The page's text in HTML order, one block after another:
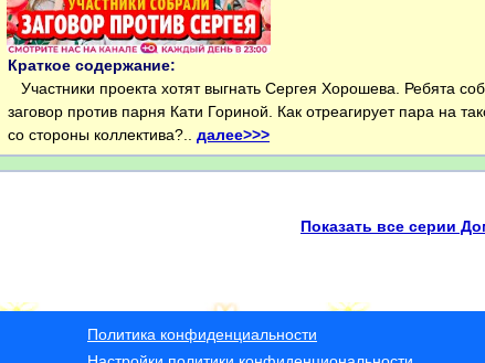
Краткое содержание:
Участники проекта хотят выгнать Сергея Хорошева. Ребята
заговор против парня Кати Гориной. Как отреагирует пара на
со стороны коллектива?.. далее>>>
Показать все серии
Политика конфиденциальности